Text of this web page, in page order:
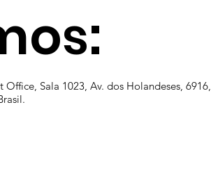
Sala 1023, Av. dos Holandeses, 6916,